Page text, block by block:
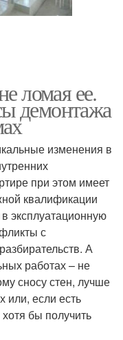
ломая ее.
демонтажа
изменения в
при этом имеет
квалификации
эксплуатационную
с
А
работах – не
сносу стен, лучше
или, если есть
бы получить